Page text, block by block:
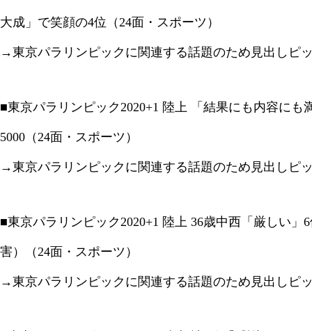
大成」で笑顔の4位（24面・スポーツ）
→東京パラリンピックに関連する話題のため見出しピ
■東京パラリンピック2020+1 陸上 「結果にも内容にも
5000（24面・スポーツ）
→東京パラリンピックに関連する話題のため見出しピ
■東京パラリンピック2020+1 陸上 36歳中西「厳しい
害）（24面・スポーツ）
→東京パラリンピックに関連する話題のため見出しピ